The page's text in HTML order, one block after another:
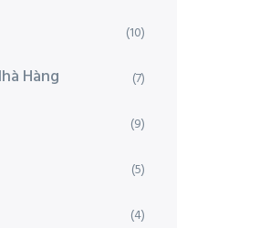
(10)
Hàng (7)
(9)
(5)
(4)